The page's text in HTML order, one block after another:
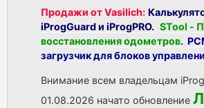
Продажи от Vasilich:
iProgGuard и iProgPRO. STool -
восстановления одометров.
загрузчик для блоков
Внимание всем владельцам
01.08.2026 начато обновление